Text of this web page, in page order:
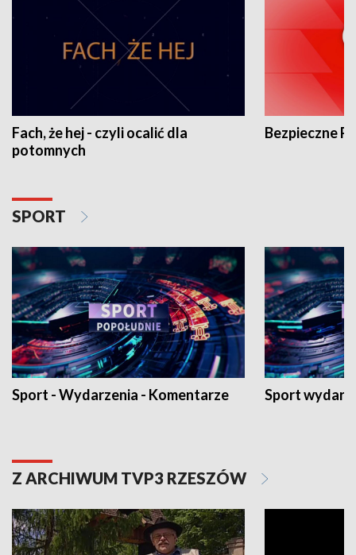
Fach, że hej - czyli ocalić dla
potomnych
Bezpieczne
SPORT
Sport - Wydarzenia - Komentarze Sport
Z ARCHIWUM TVP3 RZESZÓW